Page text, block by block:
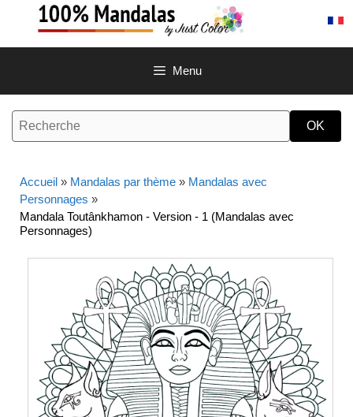
contenu
Menu
Accueil » Mandalas par thème » Mandalas avec
Personnages »
Mandala Toutânkhamon - Version - 1 (Mandalas avec
Personnages)